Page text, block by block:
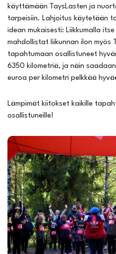
käyttämään TaysLasten ja
tarpeisiin. Lahjoitus käytetään
idean mukaisesti: Liikkumalla
mahdollistat liikunnan ilon myös
tapahtumaan osallistuneet
6350 kilometriä, ja näin
euroa per kilometri pelkkää
Lämpimät kiitokset kaikille
osallistuneille!